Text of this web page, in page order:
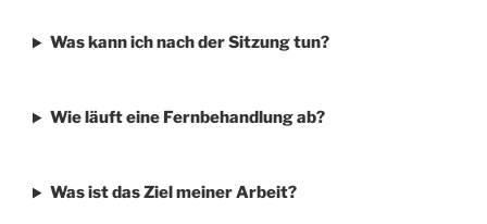
Was kann ich nach der Sitzung tun?
Wie läuft eine Fernbehandlung ab?
Was ist das Ziel meiner Arbeit?